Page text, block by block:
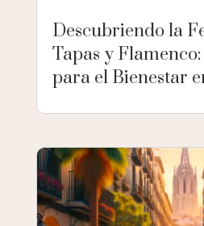
Descubriendo la
Tapas y
para el Bienestar